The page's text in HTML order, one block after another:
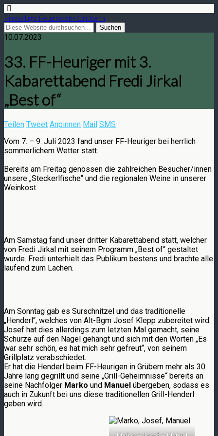
Freiwillige Feuerwehr Grübern
10.07.2023
33. FF-Heuriger mit 3.
Kabarettabend Fredi Jirkal
„Best of“
Teilen Tweet Anpinnen Mail SMS
Vom 7. – 9. Juli 2023 fand unser FF-Heuriger bei herrlich
sommerlichem Wetter statt.
Bereits am Freitag genossen die zahlreichen Besucher/innen
unsere „Steckerlfische“ und die regionalen Weine in unserer
Weinkost.
Am Samstag fand unser dritter Kabarettabend statt, welcher
von Fredi Jirkal mit seinem Programm „Best of“ gestaltet
wurde. Fredi unterhielt das Publikum bestens und brachte alle
laufend zum Lachen.
Am Sonntag gab es Surschnitzel und das traditionelle
„Henderl“, welches von Alt-Bgm Josef Klepp zubereitet wird.
Josef hat dies allerdings zum letzten Mal gemacht, seine
Schürze auf den Nagel gehängt und sich mit den Worten „Es
war sehr schön, es hat mich sehr gefreut“, von seinem
Grillplatz verabschiedet.
Er hat die Henderl beim FF-Heurigen in Grübern mehr als 30
Jahre lang gegrillt und seine „Grill-Geheimnisse“ bereits an
seine Nachfolger Marko und Manuel übergeben, sodass es
auch in Zukunft bei uns diese traditionellen Grill-Henderl
geben wird.